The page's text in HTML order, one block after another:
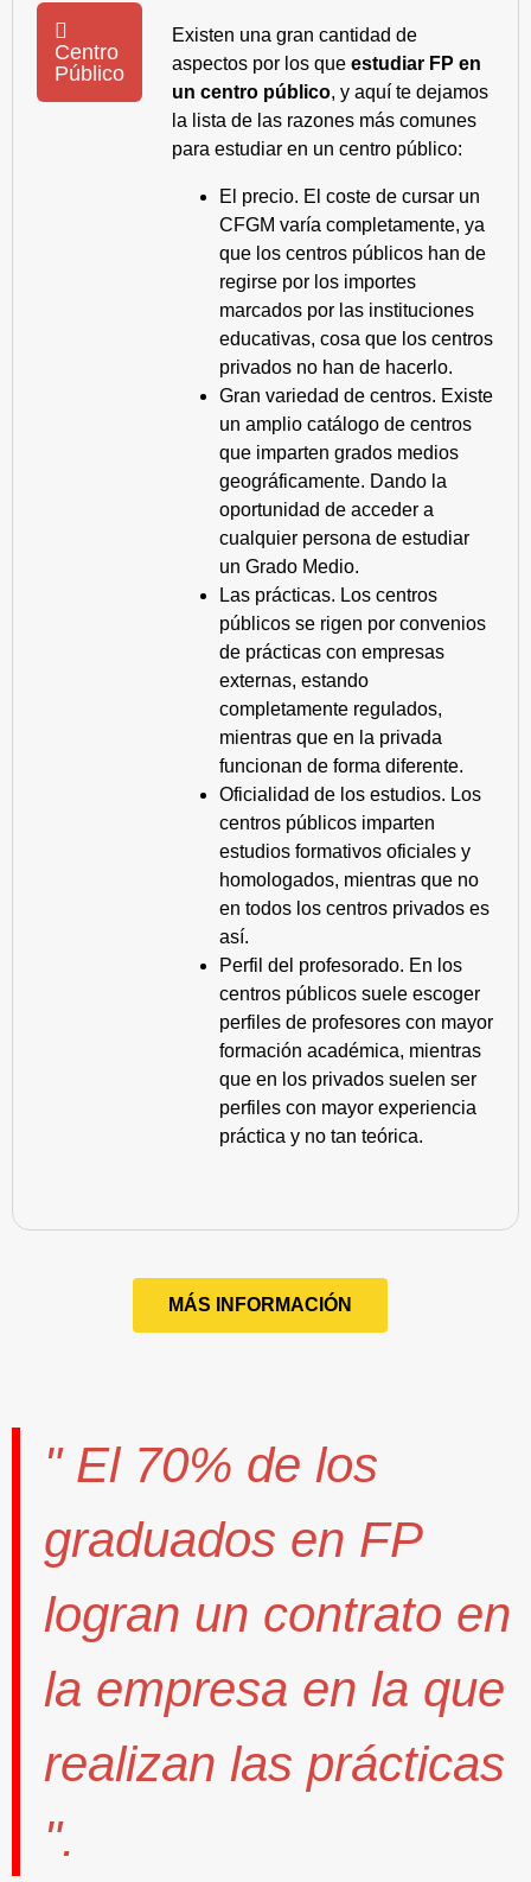
Centro
Público
Existen una gran cantidad de
aspectos por los que estudiar FP en
un centro público, y aquí te dejamos
la lista de las razones más comunes
para estudiar en un centro público:
El precio. El coste de cursar un
CFGM varía completamente, ya
que los centros públicos han de
regirse por los importes
marcados por las instituciones
educativas, cosa que los centros
privados no han de hacerlo.
Gran variedad de centros. Existe
un amplio catálogo de centros
que imparten grados medios
geográficamente. Dando la
oportunidad de acceder a
cualquier persona de estudiar
un Grado Medio.
Las prácticas. Los centros
públicos se rigen por convenios
de prácticas con empresas
externas, estando
completamente regulados,
mientras que en la privada
funcionan de forma diferente.
Oficialidad de los estudios. Los
centros públicos imparten
estudios formativos oficiales y
homologados, mientras que no
en todos los centros privados es
así.
Perfil del profesorado. En los
centros públicos suele escoger
perfiles de profesores con mayor
formación académica, mientras
que en los privados suelen ser
perfiles con mayor experiencia
práctica y no tan teórica.
MÁS INFORMACIÓN
" El 70% de los
graduados en FP
logran un contrato en
la empresa en la que
realizan las prácticas
".